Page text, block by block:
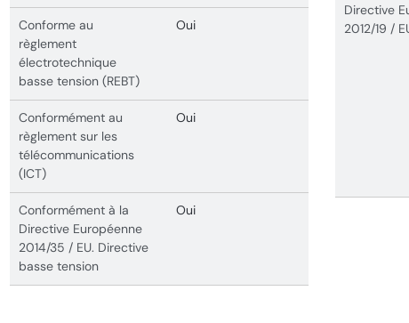
Conforme au
règlement
électrotechnique
basse tension (REBT)
Oui
Conformément au
règlement sur les
télécommunications
(ICT)
Oui
Conformément à la
Directive Européenne
2014/35 / EU. Directive
basse tension
Oui
Directive
2012/19 /